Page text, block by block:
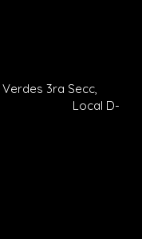
3ra Secc,
Méx. Local D-